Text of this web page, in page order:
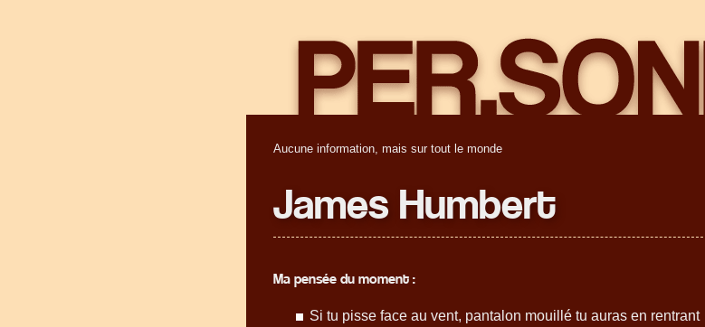
Aucune information, mais sur tout le monde
James Humbert
Ma pensée du moment :
Si tu pisse face au vent, pantalon mouillé tu auras en rentrant